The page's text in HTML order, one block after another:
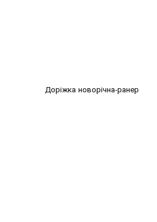
Доріжка новорічна-ранер